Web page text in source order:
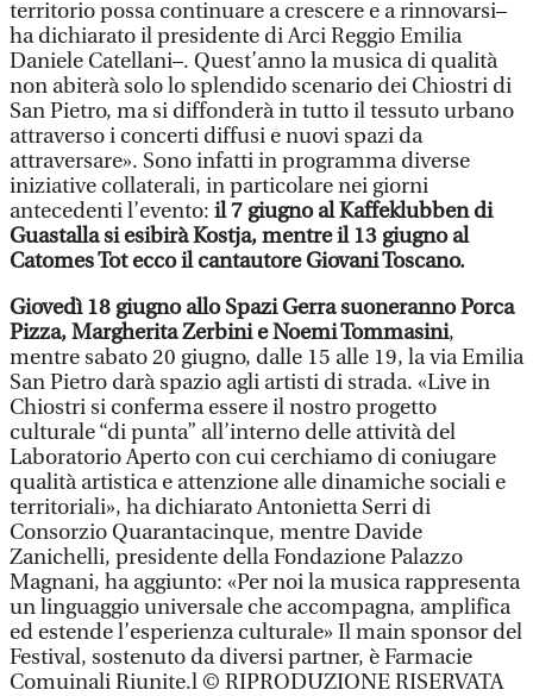
territorio possa continuare a crescere e a rinnovarsi–
ha dichiarato il presidente di Arci Reggio Emilia
Daniele Catellani–. Quest’anno la musica di qualità
non abiterà solo lo splendido scenario dei Chiostri di
San Pietro, ma si diffonderà in tutto il tessuto urbano
attraverso i concerti diffusi e nuovi spazi da
attraversare». Sono infatti in programma diverse
iniziative collaterali, in particolare nei giorni
antecedenti l’evento: il 7 giugno al Kaffeklubben di
Guastalla si esibirà Kostja, mentre il 13 giugno al
Catomes Tot ecco il cantautore Giovani Toscano.
Giovedì 18 giugno allo Spazi Gerra suoneranno Porca
Pizza, Margherita Zerbini e Noemi Tommasini,
mentre sabato 20 giugno, dalle 15 alle 19, la via Emilia
San Pietro darà spazio agli artisti di strada. «Live in
Chiostri si conferma essere il nostro progetto
culturale “di punta” all’interno delle attività del
Laboratorio Aperto con cui cerchiamo di coniugare
qualità artistica e attenzione alle dinamiche sociali e
territoriali», ha dichiarato Antonietta Serri di
Consorzio Quarantacinque, mentre Davide
Zanichelli, presidente della Fondazione Palazzo
Magnani, ha aggiunto: «Per noi la musica rappresenta
un linguaggio universale che accompagna, amplifica
ed estende l’esperienza culturale» Il main sponsor del
Festival, sostenuto da diversi partner, è Farmacie
Comuinali Riunite.l © RIPRODUZIONE RISERVATA